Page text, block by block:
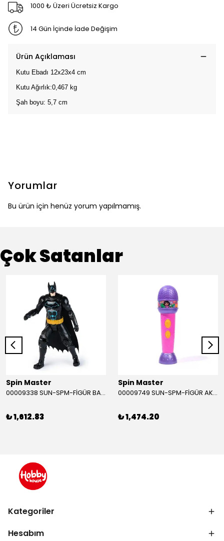
1000 ₺ Üzeri Ücretsiz Kargo
14 Gün İçinde İade Değişim
Ürün Açıklaması
Kutu Ebadı 12x23x4 cm
Kutu Ağırlık:0,467 kg
Şah boyu: 5,7 cm
Yorumlar
Bu ürün için henüz yorum yapılmamış.
Çok Satanlar
Spin Master
00009338 SUN-SPM-FİGÜR BATMAN NİNJA STRIKE 30 CM. EXC.
₺ 1,612.83
Spin Master
00009749 SUN-SPM-FİGÜR AKS. DORA MİKROFON YAĞMUR ORMANI RİTMİ (DORA) SESLİ
₺ 1,474.20
Kategoriler
Hesabım